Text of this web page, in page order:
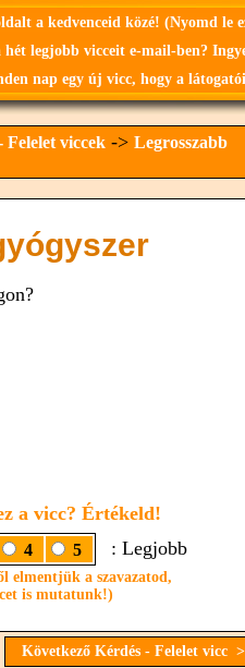
a kedvenceid közé! (Nyomd le
legjobb vicceit e-mail-ben?
nap egy új vicc, hogy a
Felelet viccek -> Legrosszabb
a vicc? Értékeld!
4 5 : Legjobb
elmentjük a szavazatod,
is mutatunk!)
Következő Kérdés - Felelet vicc